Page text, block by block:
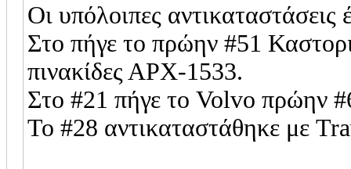
Οι υπόλοιπες αντικαταστάσεις
Στο πήγε το πρώην #51
πινακίδες ΑΡΧ-1533.
Στο #21 πήγε το Volvo πρώην
Το #28 αντικαταστάθηκε με